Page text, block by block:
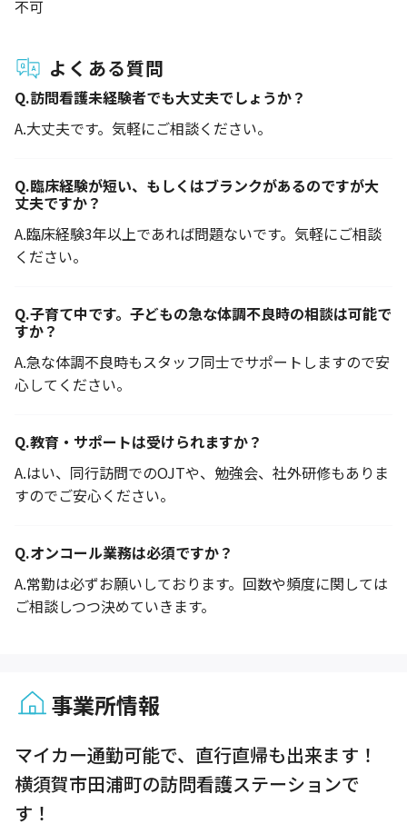
不可
よくある質問
Q.訪問看護未経験者でも大丈夫でしょうか？
A.大丈夫です。気軽にご相談ください。
Q.臨床経験が短い、もしくはブランクがあるのですが大
丈夫ですか？
A.臨床経験3年以上であれば問題ないです。気軽にご相談
ください。
Q.子育て中です。子どもの急な体調不良時の相談は可能で
すか？
A.急な体調不良時もスタッフ同士でサポートしますので安
心してください。
Q.教育・サポートは受けられますか？
A.はい、同行訪問でのOJTや、勉強会、社外研修もありま
すのでご安心ください。
Q.オンコール業務は必須ですか？
A.常勤は必ずお願いしております。回数や頻度に関しては
ご相談しつつ決めていきます。
事業所情報
マイカー通勤可能で、直行直帰も出来ます！
横須賀市田浦町の訪問看護ステーションで
す！